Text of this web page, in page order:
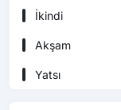
İkindi
Akşam
Yatsı